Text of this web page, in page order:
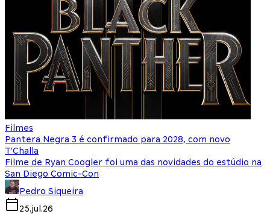
Filmes
Pantera Negra 3 é confirmado para 2028, com novo
T'Challa
Filme de Ryan Coogler foi uma das novidades do estúdio na
San Diego Comic-Con
Pedro Siqueira
25.jul.26